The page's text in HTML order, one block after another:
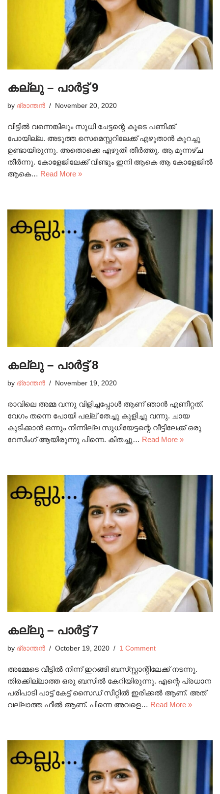
കല്ലു – പാർട്ട്‌ 9
by ഭ്രാന്തൻ November 20, 2020
വീട്ടിൽ വന്നെങ്കിലും സുധി ചേട്ടന്റെ കൂടെ പണിക്ക്
പോയില്ല. അടുത്ത സെമെസ്റ്ററിലേക്ക് എഴുതാൻ കുറച്ചു
ഉണ്ടായിരുന്നു. അതൊക്കെ എഴുതി തീർത്തു. ആ മൂന്നഴ്ച
തീർന്നു. കോളേജിലേക്ക് വീണ്ടും ഇനി ആകെ ആ കോളേജിൽ
ആകെ… Read More »
കല്ലു – പാർട്ട്‌ 8
by ഭ്രാന്തൻ November 19, 2020
രാവിലെ അമ്മ വന്നു വിളിച്ചപ്പോൾ ആണ് ഞാൻ എണീറ്റത്.
വേഗം തന്നെ പോയി പല്ല് തേച്ചു കുളിച്ചു വന്നു. ചായ
കുടിക്കാൻ ഒന്നും നിന്നില്ല സുധിയേട്ടന്റെ വീട്ടിലേക്ക് ഒരു
റേസിംഗ് ആയിരുന്നു പിന്നെ. കിതച്ചു… Read More »
കല്ലു – പാർട്ട്‌ 7
by ഭ്രാന്തൻ October 19, 2020 1 Comment
അമ്മേടെ വീട്ടിൽ നിന്ന് ഇറങ്ങി ബസ്‌സ്റ്റാന്റിലേക്ക് നടന്നു.
തിരക്കില്ലാത്ത ഒരു ബസിൽ കേറിയിരുന്നു. എന്റെ പ്രധാന
പരിപാടി പാട്ട് കേട്ട് സൈഡ് സീറ്റിൽ ഇരിക്കൽ ആണ്. അത്
വല്ലാത്ത ഫീൽ ആണ്. പിന്നെ അവളെ… Read More »